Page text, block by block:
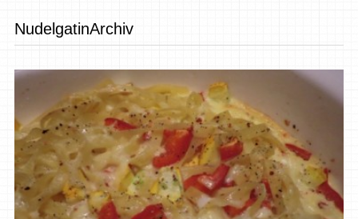
NudelgatinArchiv